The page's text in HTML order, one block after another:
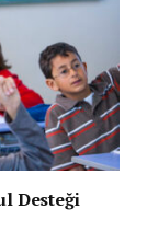
Desteği